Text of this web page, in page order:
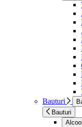
Bauturi
Bauturi